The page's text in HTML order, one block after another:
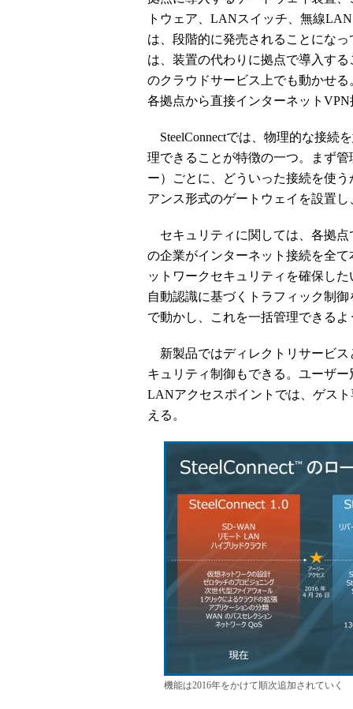
トウェア、LANスイッチ、無線
は、段階的に発売されることにな
は、装置の代わりに拠点で導入する
のクラウドサービス上でも動かせ
各拠点から直接インターネット
SteelConnectでは、物理的な接続
理できることが特徴の一つ。まず
ー）ごとに、どういった接続を使
アンス形式のゲートウェイを設置
セキュリティに関しては、各拠点
の企業がインターネット接続を全
ットワークセキュリティを確保し
自動認識に基づくトラフィック制
で動かし、これを一括管理できる
新製品ではディレクトリサービス
キュリティ制御もできる。ユーザ
LANアクセスポイントでは、ゲス
える。
機能は2016年をかけて順次追加されていく